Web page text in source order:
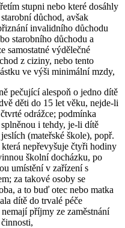
stupni nebo které dosáhly
důchod, avšak
invalidního důchodu
starobního důchodu a
samostatné výdělečné
z ciziny, nebo tento
ve výši minimální mzdy,
pečující alespoň o jedno dítě
děti do 15 let věku, nejde-li
odrážce; podmínka
i tehdy, je-li dítě
(mateřské škole), popř.
nepřevyšuje čtyři hodiny
školní docházku, po
umístění v zařízení s
za takové osoby se
a to buď otec nebo matka
dítě do trvalé péče
příjmy ze zaměstnání